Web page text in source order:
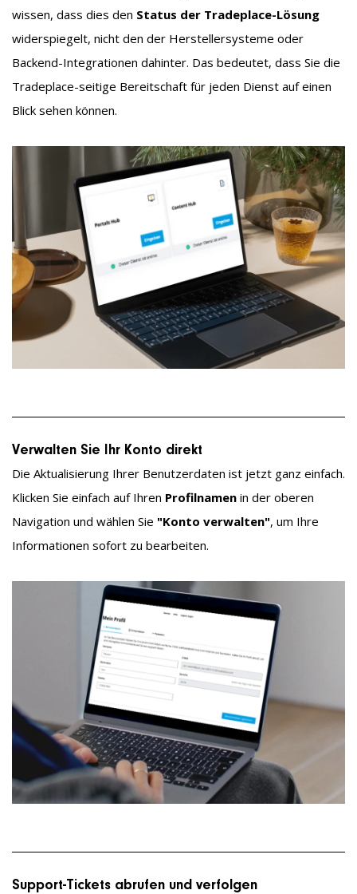
wissen, dass dies den Status der Tradeplace-Lösung
widerspiegelt, nicht den der Herstellersysteme oder
Backend-Integrationen dahinter. Das bedeutet, dass Sie die
Tradeplace-seitige Bereitschaft für jeden Dienst auf einen
Blick sehen können.
Verwalten Sie Ihr Konto direkt
Die Aktualisierung Ihrer Benutzerdaten ist jetzt ganz einfach.
Klicken Sie einfach auf Ihren Profilnamen in der oberen
Navigation und wählen Sie "Konto verwalten", um Ihre
Informationen sofort zu bearbeiten.
Support-Tickets abrufen und verfolgen